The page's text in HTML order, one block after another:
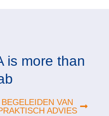
is more than
VAN
ADVIES